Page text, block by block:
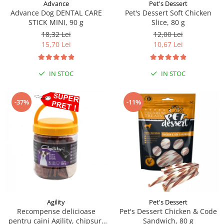
Sampoane si Balsamuri
Servetele Umede
Covorase absorbante
Curatare Ochi
Igiena Catel
Solutii Atractante si repelente
Custi transport - Pisici
Jucarii Pisici
Lese, Hamuri si Zgarzi
Paturi, perne si cosuri pentru pisici
Recompense Delicioase
Advance
Advance Dog DENTAL CARE
STICK MINI, 90 g
18,32 Lei
15,70 Lei
IN STOC
Pet's Dessert
Pet's Dessert Soft Chicken
Slice, 80 g
12,00 Lei
10,67 Lei
IN STOC
-37%
Agility
Recompense delicioase
pentru caini Agility, chipsuri
-11%
Pet's Dessert
Pet's Dessert Chicken & Code
Sandwich, 80 g